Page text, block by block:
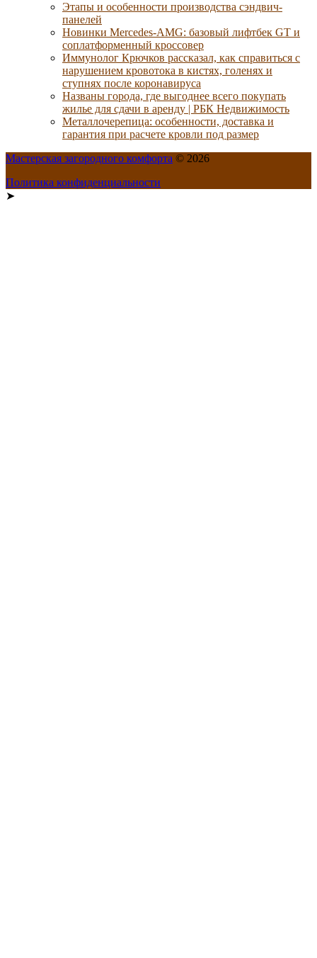
Этапы и особенности производства сэндвич-
панелей
Новинки Mercedes-AMG: базовый лифтбек GT и
соплатформенный кроссовер
Иммунолог Крючков рассказал, как справиться с
нарушением кровотока в кистях, голенях и
ступнях после коронавируса
Названы города, где выгоднее всего покупать
жилье для сдачи в аренду | РБК Недвижимость
Металлочерепица: особенности, доставка и
гарантия при расчете кровли под размер
Мастерская загородного комфорта © 2026
Политика конфиденциальности
➤